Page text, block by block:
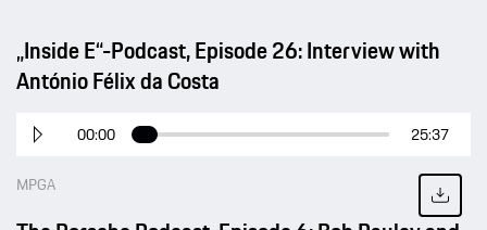
„Inside E“-Podcast, Episode 26: Interview with
António Félix da Costa
00:00 25:37
MPGA